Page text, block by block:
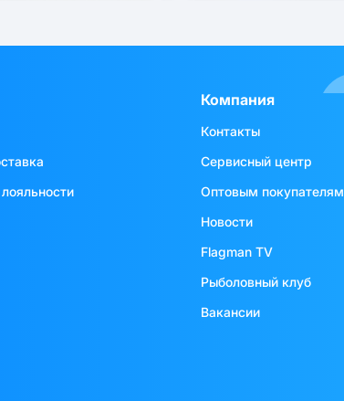
Компания
Контакты
Сервисный центр
Оптовым покупателям
Новости
Flagman TV
Рыболовный клуб
Вакансии